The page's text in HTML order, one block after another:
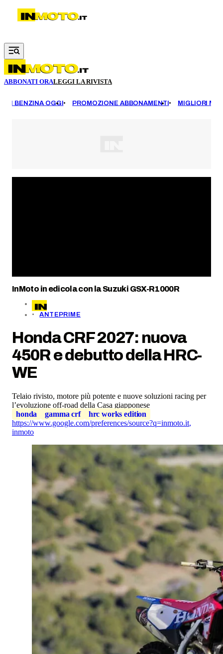
Vai al contenuto principale
ABBONATI ORALEGGI LA RIVISTA
BENZINA OGGI PROMOZIONE ABBONAMENTI MIGLIORI
InMoto in edicola con la Suzuki GSX-R1000R
ANTEPRIME
Honda CRF 2027: nuova
450R e debutto della HRC-
WE
Telaio rivisto, motore più potente e nuove soluzioni racing per
l’evoluzione off-road della Casa giapponese
honda
gamma crf
hrc works edition
https://www.google.com/preferences/source?q=inmoto.it,
inmoto